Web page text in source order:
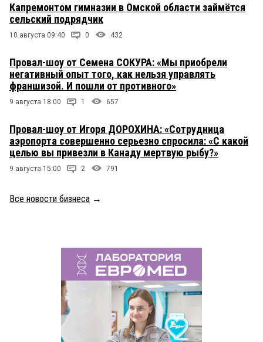
Капремонтом гимназии в Омской области займётся
сельский подрядчик
10 августа 09:40 0 432
Провал-шоу от Семена СОКУРА: «Мы приобрели
негативный опыт того, как нельзя управлять
франшизой. И пошли от противного»
9 августа 18:00 1 657
Провал-шоу от Игоря ДОРОХИНА: «Сотрудница
аэропорта совершенно серьезно спросила: «С какой
целью вы привезли в Канаду мертвую рыбу?»
9 августа 15:00 2 791
Все новости бизнеса →